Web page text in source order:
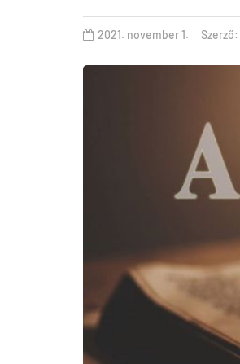
2021. november 1. Szerző: